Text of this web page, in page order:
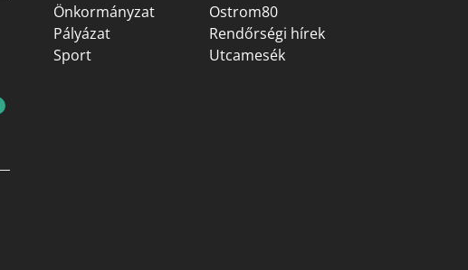
Önkormányzat
Ostrom80
Pályázat
Rendőrségi hírek
Sport
Utcamesék